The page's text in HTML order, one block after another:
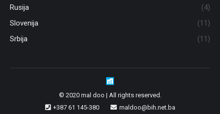
Rusija
(4)
Slovenija
(11)
Srbija
(11)
© 2020 mal doo | All rights reserved.
+387 61 145-380
maldoo@bih.net.ba